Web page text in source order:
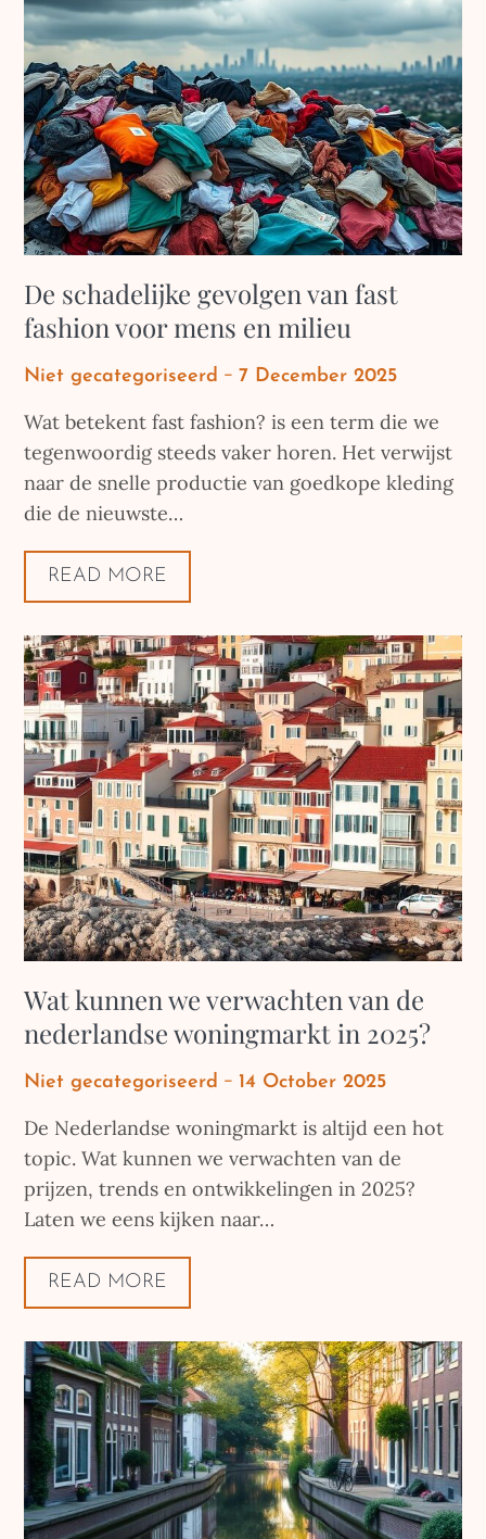
De schadelijke gevolgen van fast
fashion voor mens en milieu
Niet gecategoriseerd
Posted
7 December 2025
Wat betekent fast fashion? is een term die we
tegenwoordig steeds vaker horen. Het verwijst
naar de snelle productie van goedkope kleding
die de nieuwste…
READ MORE
Wat kunnen we verwachten van de
nederlandse woningmarkt in 2025?
Niet gecategoriseerd
Posted
14 October 2025
De Nederlandse woningmarkt is altijd een hot
topic. Wat kunnen we verwachten van de
prijzen, trends en ontwikkelingen in 2025?
Laten we eens kijken naar…
READ MORE